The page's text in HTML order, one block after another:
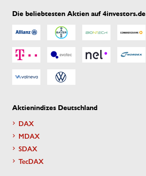
Die beliebtesten Aktien auf 4investors.de
Aktienindizes Deutschland
DAX
MDAX
SDAX
TecDAX